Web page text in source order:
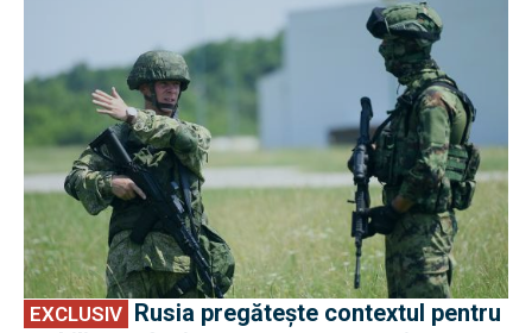
EXCLUSIV